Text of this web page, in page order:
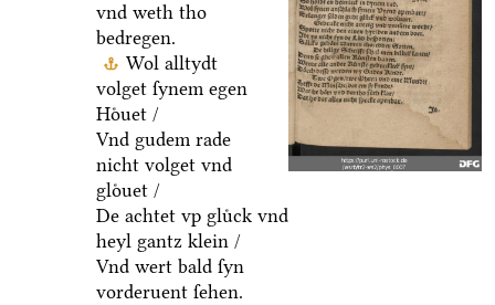
vnd weth tho
bedregen.
Wol alltydt
volget ſynem egen
Hoͤuet /
Vnd gudem rade
nicht volget vnd
gloͤuet /
De achtet vp gluͤck vnd
heyl gantz klein /
Vnd wert bald ſyn
vorderuent ſehen.